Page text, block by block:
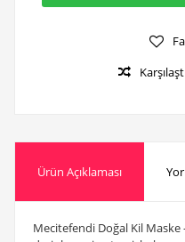
Ürün Açıklaması
Mecitefendi Doğal Kil Maske